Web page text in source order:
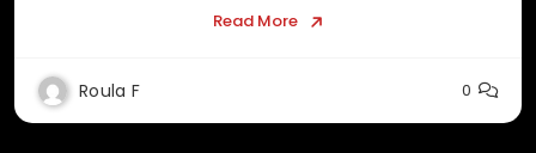
Read More
Roula F 0